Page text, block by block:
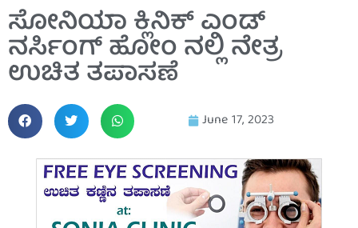
ಸೋನಿಯಾ ಕ್ಲಿನಿಕ್ ಎಂಡ್
ನರ್ಸಿಂಗ್ ಹೋಂ ನಲ್ಲಿ ನೇತ್ರ
ಉಚಿತ ತಪಾಸಣೆ
June 17, 2023